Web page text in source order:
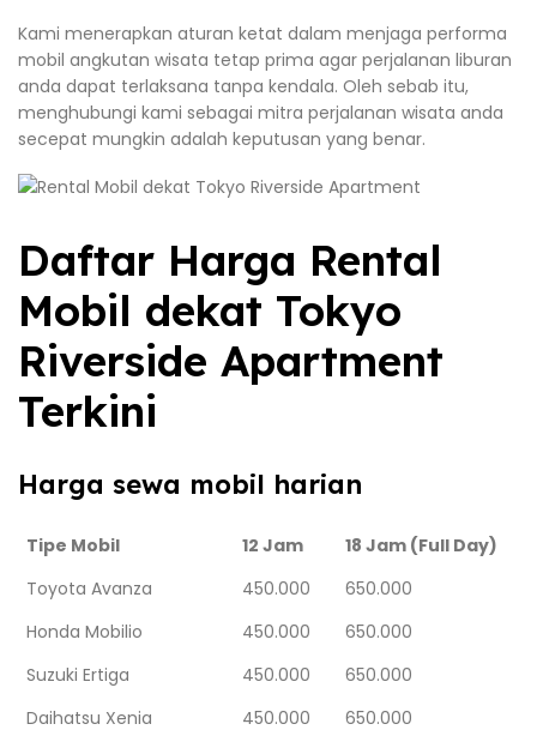
Kami menerapkan aturan ketat dalam menjaga performa
mobil angkutan wisata tetap prima agar perjalanan liburan
anda dapat terlaksana tanpa kendala. Oleh sebab itu,
menghubungi kami sebagai mitra perjalanan wisata anda
secepat mungkin adalah keputusan yang benar.
Daftar Harga Rental
Mobil dekat Tokyo
Riverside Apartment
Terkini
Harga sewa mobil harian
Tipe Mobil 12 Jam
18 Jam (Full Day)
Toyota Avanza
450.000
650.000
Honda Mobilio
450.000
650.000
Suzuki Ertiga
450.000
650.000
Daihatsu Xenia
450.000
650.000